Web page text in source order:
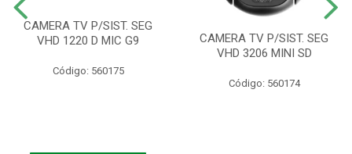
CAMERA TV P/SIST. SEG
VHD 1220 D MIC G9
Código: 560175
CAMERA TV P/SIST. SEG
VHD 3206 MINI SD
Código: 560174